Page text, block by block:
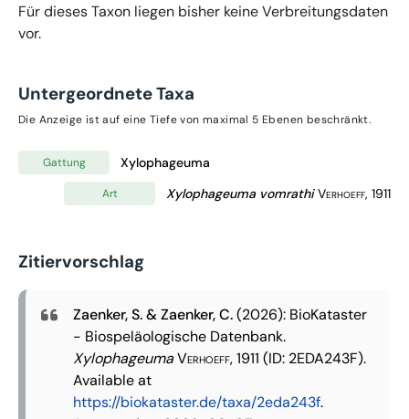
Für dieses Taxon liegen bisher keine Verbreitungsdaten
vor.
Untergeordnete Taxa
Die Anzeige ist auf eine Tiefe von maximal 5 Ebenen beschränkt.
Gattung Xylophageuma
Art Xylophageuma vomrathi Verhoeff, 1911
Zitiervorschlag
Zaenker, S. & Zaenker, C.(2026): BioKataster
- Biospeläologische Datenbank.
XylophageumaVerhoeff, 1911 (ID: 2EDA243F).
Available at
https://biokataster.de/taxa/2eda243f.